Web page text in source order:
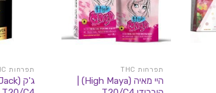
תפרחות THC
היי מאיה (High Maya) |
תפרחות THC